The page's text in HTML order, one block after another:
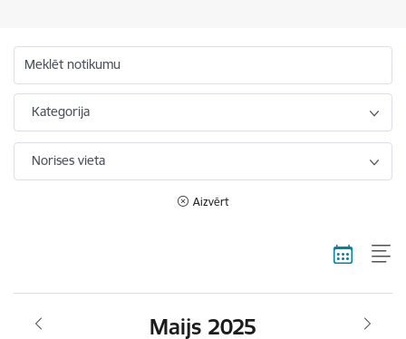
Meklēt notikumu
Kategorija
Norises vieta
Aizvērt
Maijs 2025